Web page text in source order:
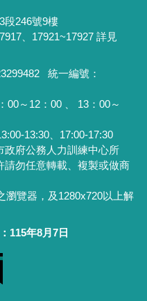
段246號9樓
、17921~17927 詳見
統一編號：
00～12：00 、 13：00～
13:30、17:00-17:30
政府公務人力訓練中心所
請勿任意轉載、複製或做商
瀏覽器，及1280x720以上解
115年8月7日